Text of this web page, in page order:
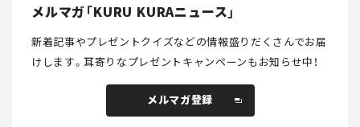
メルマガ「KURU KURAニュース」
新着記事やプレゼントクイズなどの情報盛りだくさんでお届
けします。耳寄りなプレゼントキャンペーンもお知らせ中！
メルマガ登録